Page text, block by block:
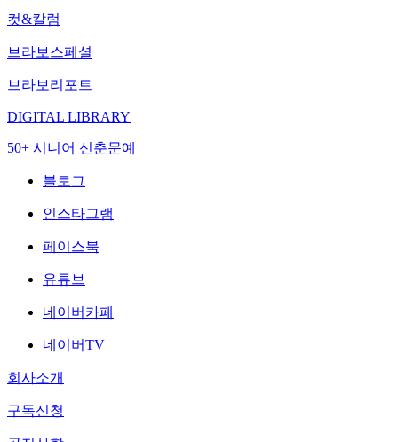
컷&칼럼
브라보스페셜
브라보리포트
DIGITAL LIBRARY
50+ 시니어 신춘문예
블로그
인스타그램
페이스북
유튜브
네이버카페
네이버TV
회사소개
구독신청